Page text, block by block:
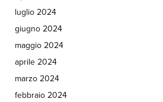
luglio 2024
giugno 2024
maggio 2024
aprile 2024
marzo 2024
febbraio 2024